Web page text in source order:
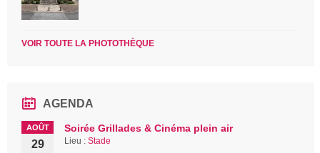
VOIR TOUTE LA PHOTOTHÈQUE
AGENDA
AOÛT
29
Soirée Grillades & Cinéma plein air
Lieu : Stade